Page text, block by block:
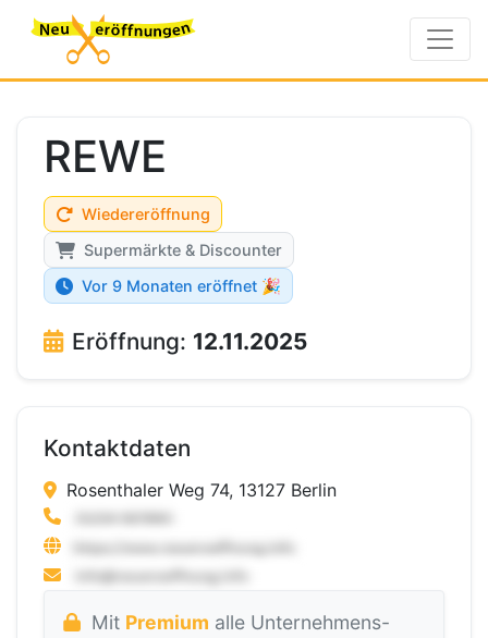
REWE
Wiedereröffnung
Supermärkte & Discounter
Vor 9 Monaten eröffnet 🎉
Eröffnung: 12.11.2025
Kontaktdaten
Rosenthaler Weg 74, 13127 Berlin
Mit Premium alle Unternehmens-